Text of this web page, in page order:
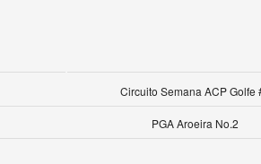
Circuito Semana ACP Golfe
PGA Aroeira No.2